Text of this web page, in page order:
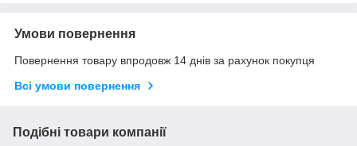
Умови повернення
Повернення товару впродовж 14 днів за рахунок покупця
Всі умови повернення
Подібні товари компанії